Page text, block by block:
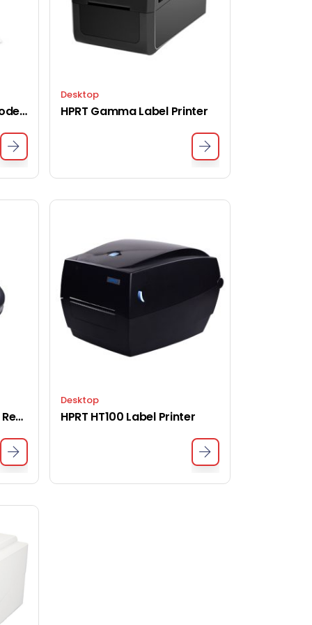
Alpha-4L Portable Barcode Printer
Desktop
HPRT Gamma Label Printer
HPRT HM-T3 PRO Mobile Receipt Printer
Desktop
HPRT HT100 Label Printer